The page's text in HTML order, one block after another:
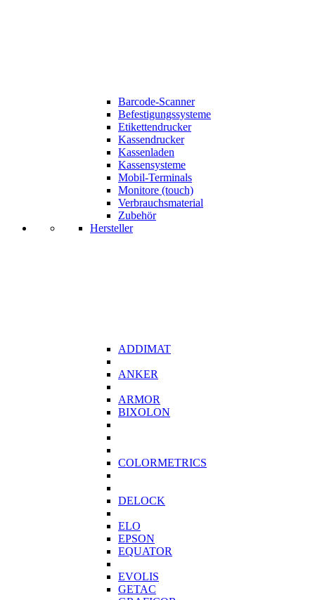
Barcode-Scanner
Befestigungssysteme
Etikettendrucker
Kassendrucker
Kassenladen
Kassensysteme
Mobil-Terminals
Monitore (touch)
Verbrauchsmaterial
Zubehör
Hersteller
ADDIMAT
ANKER
ARMOR
BIXOLON
COLORMETRICS
DELOCK
ELO
EPSON
EQUATOR
EVOLIS
GETAC